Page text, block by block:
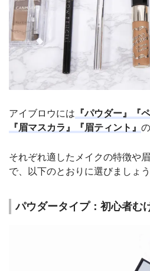
アイブロウには 『パウダー』『
『眉マスカラ』『眉ティント』
それぞれ適したメイクの特徴や
で、以下のとおりに選びましょう
パウダータイプ：初心者む